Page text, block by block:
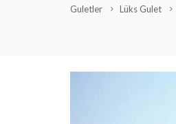
Guletler Lüks Gulet